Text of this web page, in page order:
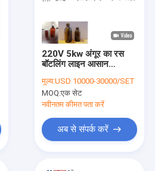
220V 5kw अंगूर का रस
बॉटलिंग लाइन आसान
3000BPH क्षमता:
मूल्य:USD 10000-30000/SET
MOQ:एक सेट
नवीनतम कीमत पता करें
अब से संपर्क करें